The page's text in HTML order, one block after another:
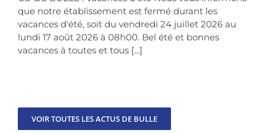
que notre établissement est fermé durant les
vacances d'été, soit du vendredi 24 juillet 2026 au
lundi 17 août 2026 à 08h00. Bel été et bonnes
vacances à toutes et tous [...]
VOIR TOUTES LES ACTUS DE BULLE